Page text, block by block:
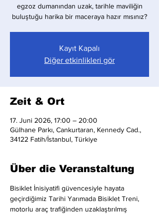
egzoz dumanından uzak, tarihle maviliğin
buluştuğu harika bir maceraya hazır mısınız?
Kayıt Kapalı
Diğer etkinlikleri gör
Zeit & Ort
17. Juni 2026, 17:00 – 20:00
Gülhane Parkı, Cankurtaran, Kennedy Cad.,
34122 Fatih/İstanbul, Türkiye
Über die Veranstaltung
Bisiklet İnisiyatifi güvencesiyle hayata
geçirdiğimiz Tarihi Yarımada Bisiklet Treni,
motorlu araç trafiğinden uzaklaştırılmış